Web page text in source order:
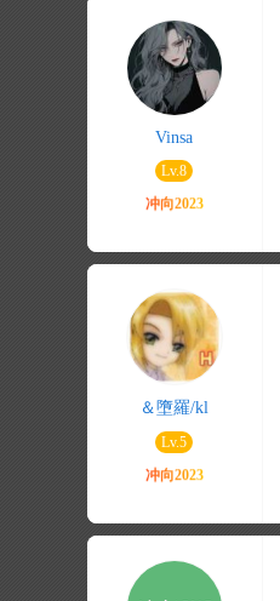
Vinsa
Lv.8
＆墮羅/kl
Lv.5